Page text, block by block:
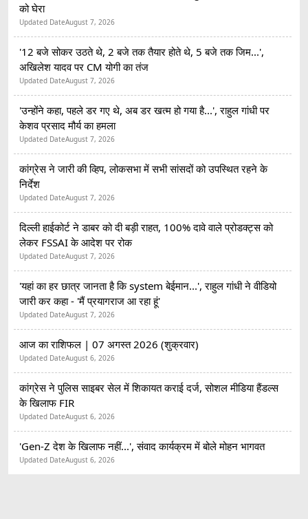
को घेरा
Updated DateAugust 7, 2026
'12 बजे सोकर उठते थे, 2 बजे तक तैयार होते थे, 5 बजे तक जिम...',
अखिलेश यादव पर CM योगी का तंज
Updated DateAugust 7, 2026
'उन्होंने कहा, पहले डर गए थे, अब डर खत्म हो गया है...', राहुल गांधी पर
केशव प्रसाद मौर्य का हमला
Updated DateAugust 7, 2026
कांग्रेस ने जारी की व्हिप, लोकसभा में सभी सांसदों को उपस्थित रहने के
निर्देश
Updated DateAugust 7, 2026
दिल्ली हाईकोर्ट ने डाबर को दी बड़ी राहत, 100% दावे वाले प्रोडक्ट्स को
लेकर FSSAI के आदेश पर रोक
Updated DateAugust 7, 2026
'यहां का हर छात्र जानता है कि system बेईमान...', राहुल गांधी ने वीडियो
जारी कर कहा - 'मैं प्रयागराज आ रहा हूं'
Updated DateAugust 7, 2026
आज का राशिफल | 07 अगस्त 2026 (शुक्रवार)
Updated DateAugust 6, 2026
कांग्रेस ने पुलिस साइबर सेल में शिकायत कराई दर्ज, सोशल मीडिया हैंडल्स
के खिलाफ FIR
Updated DateAugust 6, 2026
'Gen-Z देश के खिलाफ नहीं...', संवाद कार्यक्रम में बोले मोहन भागवत
Updated DateAugust 6, 2026